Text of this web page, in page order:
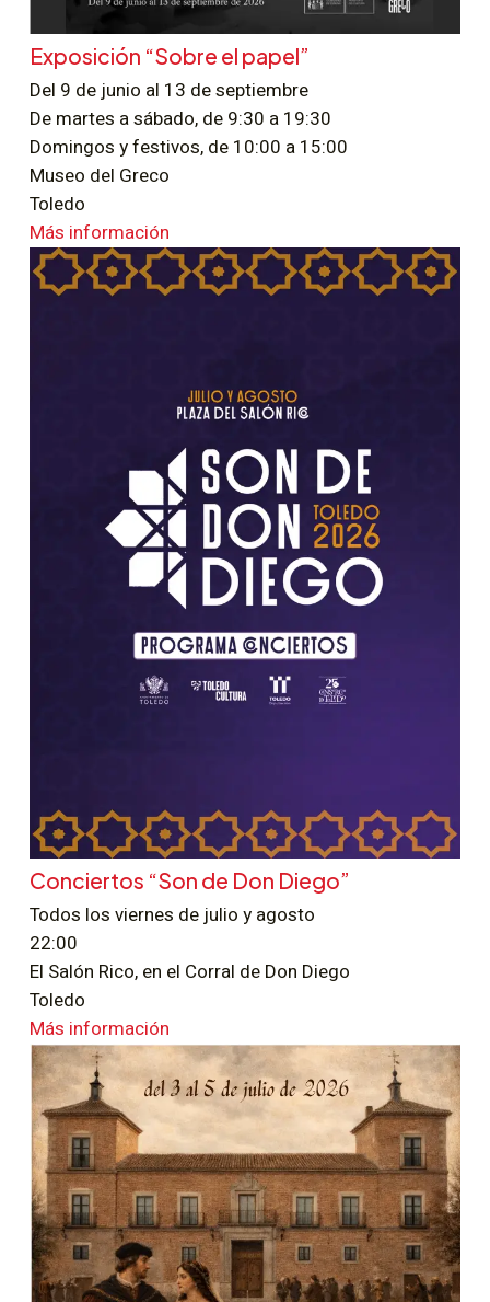
Exposición “Sobre el papel”
Del 9 de junio al 13 de septiembre
De martes a sábado, de 9:30 a 19:30
Domingos y festivos, de 10:00 a 15:00
Museo del Greco
Toledo
Más información
Conciertos “Son de Don Diego”
Todos los viernes de julio y agosto
22:00
El Salón Rico, en el Corral de Don Diego
Toledo
Más información